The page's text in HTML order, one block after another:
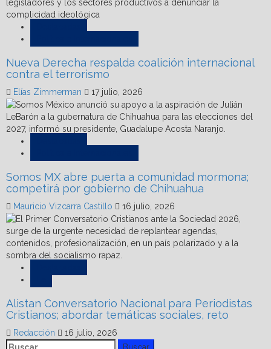
Nueva Derecha respalda coalición internacional
contra el terrorismo
Elías Zimmerman 17 julio, 2026
Somos MX abre puerta a comunidad mormona;
competirá por gobierno de Chihuahua
Mauricio Vizcarra Castillo 16 julio, 2026
Alistan Conversatorio Nacional para Periodistas
Cristianos; abordar temáticas sociales, reto
Redacción
16 julio, 2026
Buscar: